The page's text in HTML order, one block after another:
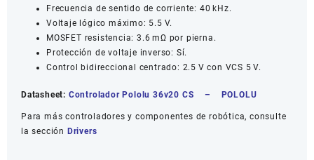
Frecuencia de sentido de corriente: 40 kHz.
Voltaje lógico máximo: 5.5 V.
MOSFET resistencia: 3.6 mΩ por pierna.
Protección de voltaje inverso: Sí.
Control bidireccional centrado: 2.5 V con VCS 5 V.
Datasheet: Controlador Pololu 36v20 CS – POLOLU
Para más controladores y componentes de robótica, consulte
la sección Drivers